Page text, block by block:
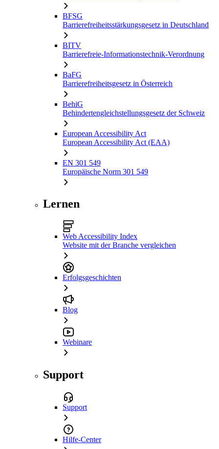
BFSG
Barrierefreiheitsstärkungsgesetz in Deutschland
BITV
Barrierefreie-Informationstechnik-Verordnung
BaFG
Barrierefreiheitsgesetz in Österreich
BehiG
Behindertengleichstellungsgesetz der Schweiz
European Accessibility Act
European Accessibility Act (EAA)
EN 301 549
Europäische Norm 301 549
Lernen
Web Accessibility Index
Website mit der Branche vergleichen
Erfolgsgeschichten
Blog
Webinare
Support
Support
Hilfe-Center